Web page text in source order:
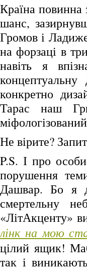
Країна повинна
шанс,
Громов і
на форзаці в
навіть я
конкретно
Тарас наш
Не вірите?
P.S. І про
порушення
Дашвар. Бо я
смертельну
«ЛітАкценту»
лінк на мою
цілий ящик!
так і